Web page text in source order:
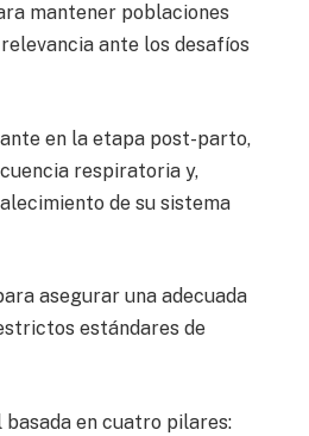
mantener poblaciones
ante los desafíos
en la etapa post-parto,
respiratoria y,
de su sistema
asegurar una adecuada
estándares de
en cuatro pilares: